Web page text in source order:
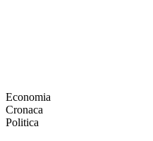
Economia
Cronaca
Politica